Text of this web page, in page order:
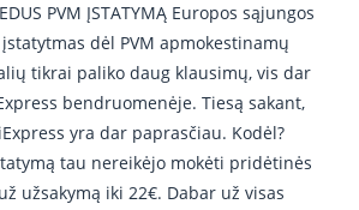
PVM ĮSTATYMĄ Europos sąjungos
dėl PVM apmokestinamų
tikrai paliko daug klausimų, vis dar
bendruomenėje. Tiesą sakant,
yra dar paprasčiau. Kodėl?
tau nereikėjo mokėti pridėtinės
užsakymą iki 22€. Dabar už visas